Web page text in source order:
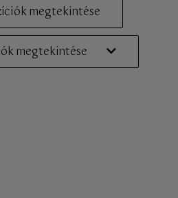
megtekintése
megtekintése